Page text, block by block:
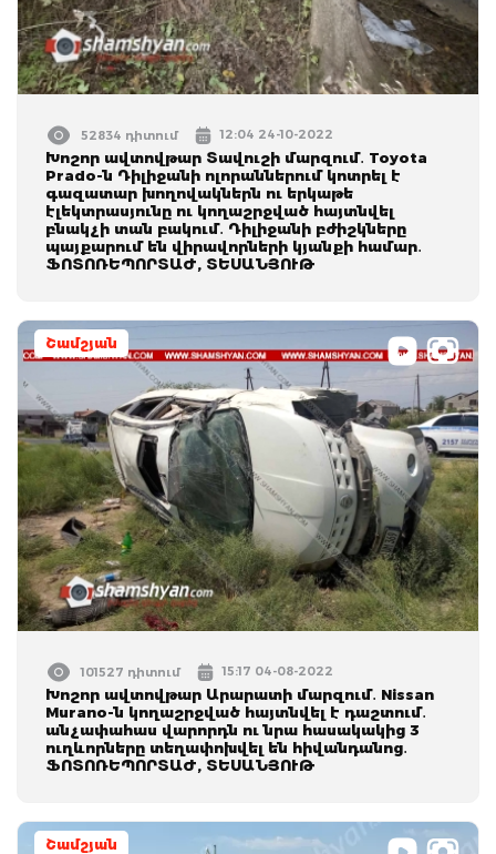
52834 դիտում 12:04 24-10-2022
Խոշոր ավտովթար Տավուշի մարզում․ Toyota
Prado-ն Դիլիջանի ոլորաններում կոտրել է
գազատար խողովակներն ու երկաթե
էլեկտրասյունը ու կողաշրջված հայտնվել
բնակչի տան բակում․ Դիլիջանի բժիշկները
պայքարում են վիրավորների կյանքի համար․
ՖՈՏՈՌԵՊՈՐՏԱԺ, ՏԵՍԱՆՅՈՒԹ
Շամշյան
101527 դիտում 15:17 04-08-2022
Խոշոր ավտովթար Արարատի մարզում․ Nissan
Murano-ն կողաշրջված հայտնվել է դաշտում․
անչափահաս վարորդն ու նրա հասակակից 3
ուղևորները տեղափոխվել են հիվանդանոց․
ՖՈՏՈՌԵՊՈՐՏԱԺ, ՏԵՍԱՆՅՈՒԹ
Շամշյան